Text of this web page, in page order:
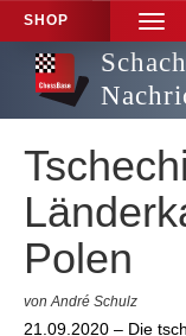
SHOP
Schach
Polen
von André Schulz
21.09.2020 – Die